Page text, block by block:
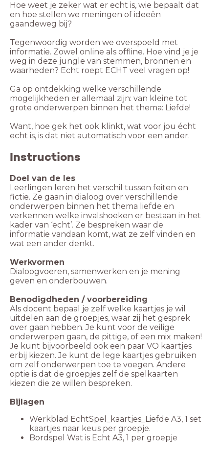
Hoe weet je zeker wat er echt is, wie bepaalt dat
en hoe stellen we meningen of ideeën
gaandeweg bij?
Tegenwoordig worden we overspoeld met
informatie. Zowel online als offline. Hoe vind je je
weg in deze jungle van stemmen, bronnen en
waarheden? Echt roept ECHT veel vragen op!
Ga op ontdekking welke verschillende
mogelijkheden er allemaal zijn: van kleine tot
grote onderwerpen binnen het thema: Liefde!
Want, hoe gek het ook klinkt, wat voor jou écht
echt is, is dat niet automatisch voor een ander.
Instructions
Doel van de les
Leerlingen leren het verschil tussen feiten en
fictie. Ze gaan in dialoog over verschillende
onderwerpen binnen het thema liefde en
verkennen welke invalshoeken er bestaan in het
kader van ‘echt’. Ze bespreken waar de
informatie vandaan komt, wat ze zelf vinden en
wat een ander denkt.
Werkvormen
Dialoogvoeren, samenwerken en je mening
geven en onderbouwen.
Benodigdheden / voorbereiding
Als docent bepaal je zelf welke kaartjes je wil
uitdelen aan de groepjes, waar zij het gesprek
over gaan hebben. Je kunt voor de veilige
onderwerpen gaan, de pittige, of een mix maken!
Je kunt bijvoorbeeld ook een paar VO kaartjes
erbij kiezen. Je kunt de lege kaartjes gebruiken
om zelf onderwerpen toe te voegen. Andere
optie is dat de groepjes zelf de spelkaarten
kiezen die ze willen bespreken.
Bijlagen
Werkblad EchtSpel_kaartjes_Liefde A3, 1 set
kaartjes naar keus per groepje.
Bordspel Wat is Echt A3, 1 per groepje